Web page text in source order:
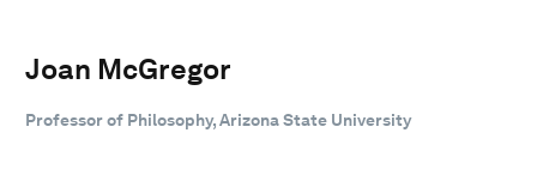
Joan McGregor
Professor of Philosophy, Arizona State University